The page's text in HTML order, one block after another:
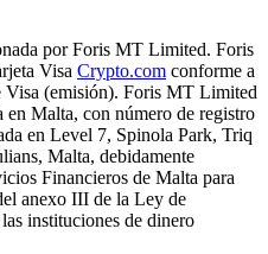
por Foris MT Limited. Foris
Visa Crypto.com conforme a
Visa (emisión). Foris MT Limited
en Malta, con número de registro
en Level 7, Spinola Park, Triq
Malta, debidamente
Financieros de Malta para
anexo III de la Ley de
instituciones de dinero